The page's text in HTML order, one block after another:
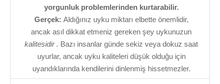
yorgunluk problemlerinden kurtarabilir.
Gerçek: Aldığınız uyku miktarı elbette önemlidir,
ancak asıl dikkat etmeniz gereken şey uykunuzun
kalitesidir . Bazı insanlar günde sekiz veya dokuz saat
uyurlar, ancak uyku kaliteleri düşük olduğu için
uyandıklarında kendilerini dinlenmiş hissetmezler.